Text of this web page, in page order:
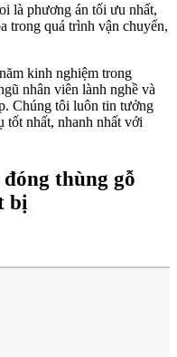
là phương án tối ưu nhất,
trong quá trình vận chuyển,
kinh nghiệm trong
nhân viên lành nghề và
Chúng tôi luôn tin tưởng
tốt nhất, nhanh nhất với
thùng gỗ
bị